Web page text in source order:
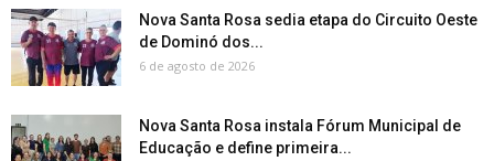
Nova Santa Rosa sedia etapa do Circuito Oeste
de Dominó dos...
6 de agosto de 2026
Nova Santa Rosa instala Fórum Municipal de
Educação e define primeira...